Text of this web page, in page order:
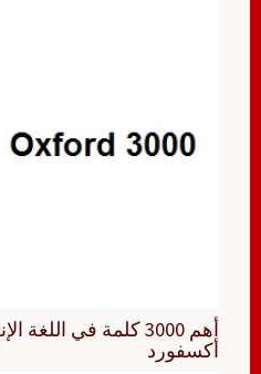
أهم 3000 كلمة في
أكسفورد